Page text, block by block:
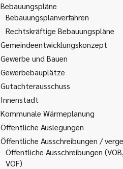
Bebauungspläne
Bebauungsplanverfahren
Rechtskräftige Bebauungspläne
Gemeindeentwicklungskonzept
Gewerbe und Bauen
Gewerbebauplätze
Gutachterausschuss
Innenstadt
Kommunale Wärmeplanung
Öffentliche Auslegungen
Öffentliche Ausschreibungen /
Öffentliche Ausschreibungen
VOF)